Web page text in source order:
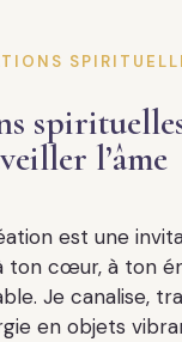
l’âme
est une
ton cœur, à ton
Je canalise,
en objets